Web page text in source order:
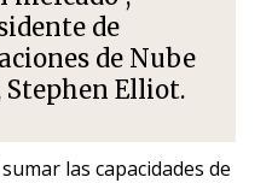
de
de Nube
Stephen Elliot.
las capacidades de